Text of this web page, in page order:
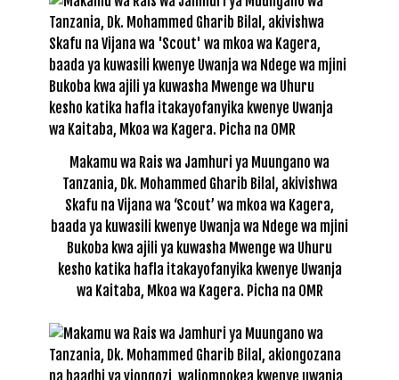
Makamu wa Rais wa Jamhuri ya Muungano wa
Tanzania, Dk. Mohammed Gharib Bilal, akivishwa
Skafu na Vijana wa ‘Scout’ wa mkoa wa Kagera,
baada ya kuwasili kwenye Uwanja wa Ndege wa mjini
Bukoba kwa ajili ya kuwasha Mwenge wa Uhuru
kesho katika hafla itakayofanyika kwenye Uwanja
wa Kaitaba, Mkoa wa Kagera. Picha na OMR